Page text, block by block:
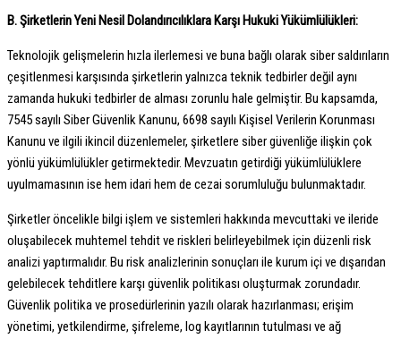
B. ŞirketlerinYeni Nesil Dolandırıcılıklara Karşı Hukuki Yükümlülükleri:
Teknolojik gelişmelerin hızla ilerlemesi ve buna bağlı olarak siber saldırıların
çeşitlenmesi karşısında şirketlerin yalnızca teknik tedbirler değil aynı
zamanda hukuki tedbirler de alması zorunlu hale gelmiştir. Bu kapsamda,
7545 sayılı Siber Güvenlik Kanunu, 6698 sayılı Kişisel Verilerin Korunması
Kanunu ve ilgili ikincil düzenlemeler, şirketlere siber güvenliğe ilişkin çok
yönlü yükümlülükler getirmektedir. Mevzuatın getirdiği yükümlülüklere
uyulmamasının ise hem idari hem de cezai sorumluluğu bulunmaktadır.
Şirketler öncelikle bilgi işlem ve sistemleri hakkında mevcuttaki ve ileride
oluşabilecek muhtemel tehdit ve riskleri belirleyebilmek için düzenli risk
analizi yaptırmalıdır. Bu risk analizlerinin sonuçları ile kurum içi ve dışarıdan
gelebilecek tehditlere karşı güvenlik politikası oluşturmak zorundadır.
Güvenlik politika ve prosedürlerinin yazılı olarak hazırlanması; erişim
yönetimi, yetkilendirme, şifreleme, log kayıtlarının tutulması ve ağ